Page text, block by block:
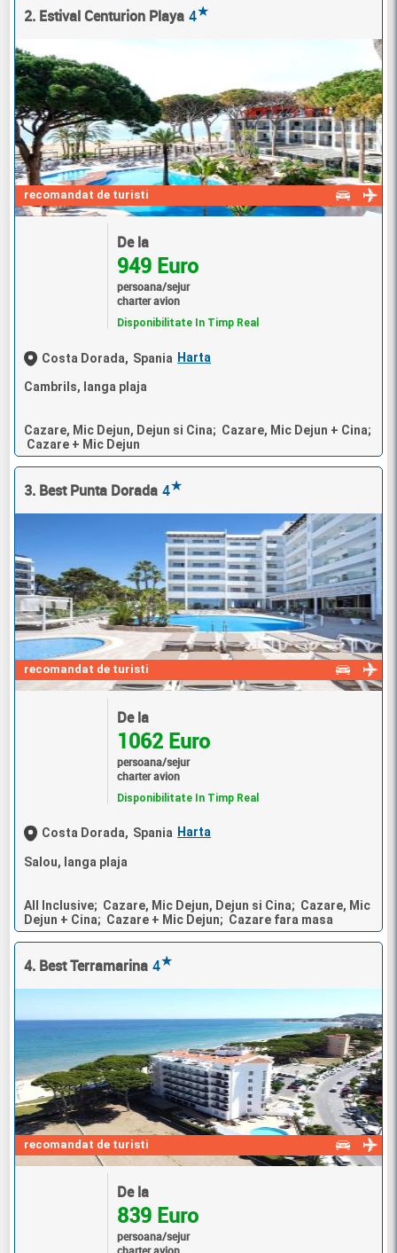
2. Estival Centurion Playa 4★
recomandat de turisti
De la
949 Euro
persoana/sejur
charter avion
Disponibilitate In Timp Real
Costa Dorada, Spania Harta
Cambrils, langa plaja
Cazare, Mic Dejun, Dejun si Cina; Cazare, Mic Dejun + Cina;
Cazare + Mic Dejun
3. Best Punta Dorada 4★
recomandat de turisti
De la
1062 Euro
persoana/sejur
charter avion
Disponibilitate In Timp Real
Costa Dorada, Spania Harta
Salou, langa plaja
All Inclusive; Cazare, Mic Dejun, Dejun si Cina; Cazare, Mic
Dejun + Cina; Cazare + Mic Dejun; Cazare fara masa
4. Best Terramarina 4★
recomandat de turisti
De la
839 Euro
persoana/sejur
charter avion